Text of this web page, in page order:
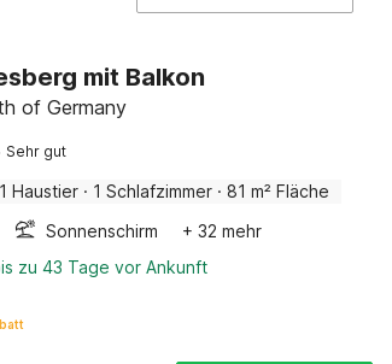
mit Balkon
of Germany
Sehr gut
1 Haustier · 1 Schlafzimmer · 81 m² Fläche
Sonnenschirm
+ 32 mehr
zu 43 Tage vor Ankunft